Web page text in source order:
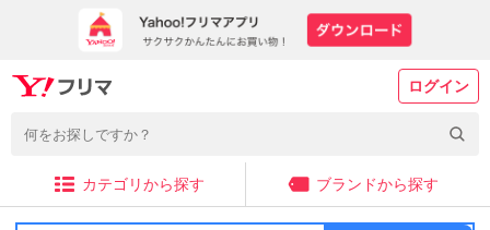
ログイン
カテゴリから探す ブランドから探す